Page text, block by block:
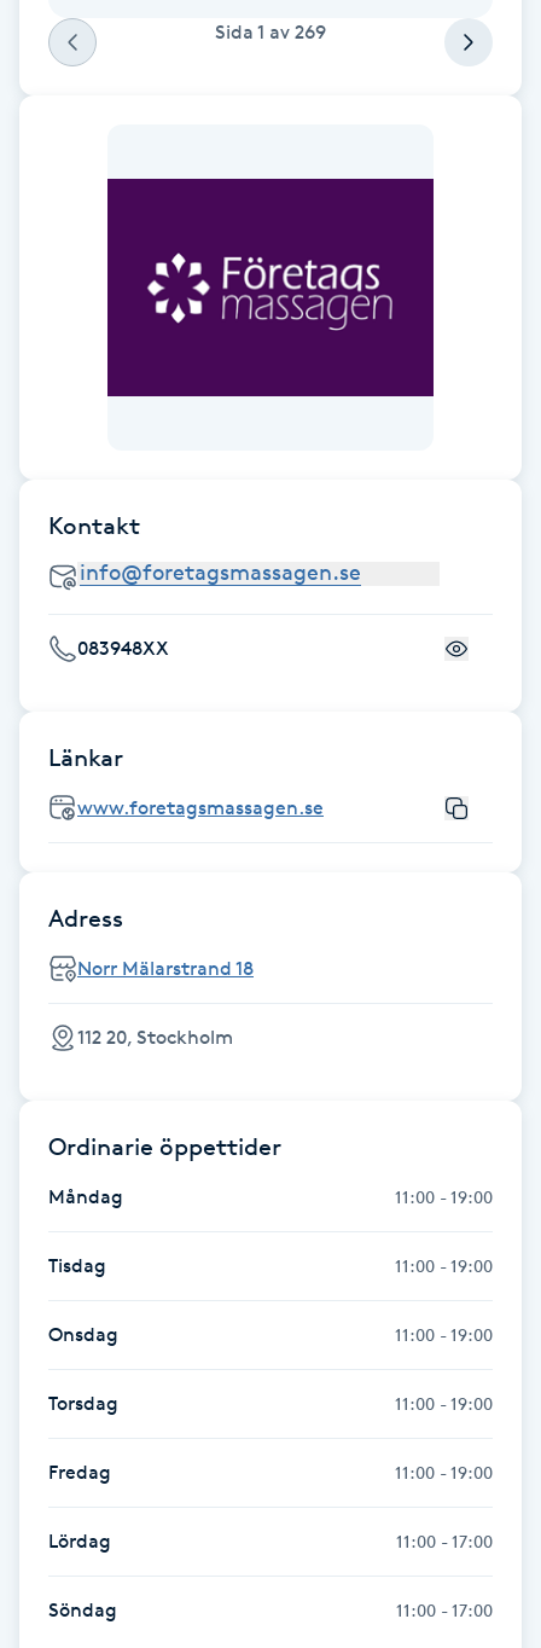
Makeup
Medial vägledning
Megavolymfransar
Melasma
Mesoterapi
MicroPen
Nagelförlängning
Nagelförlängning gelé
Nagelförlängning glasfiber
Nagelförlängning silke
Nagelförstärkning
Nagelklippning
Nagelsvamp
Nageltrång
Nagelvård
Sida 1 av 269
Kontakt
083948XX
Länkar
www.foretagsmassagen.se
Adress
Norr Mälarstrand 18
112 20, Stockholm
Ordinarie öppettider
Måndag 11:00 - 19:00
Tisdag 11:00 - 19:00
Onsdag 11:00 - 19:00
Torsdag 11:00 - 19:00
Fredag 11:00 - 19:00
Lördag 11:00 - 17:00
Söndag 11:00 - 17:00